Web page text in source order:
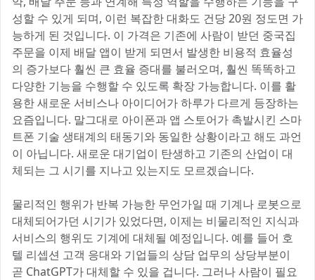
성할 수 있게 되며, 이런 복잡한 대화도 건당 20원 정도면 가
능하게 된 것입니다. 이 가격은 기존에 사람이 받던 중국집
주문을 이제 배달 앱이 받게 되면서 발생한 비용적 효율성
의 증가보다 훨씬 큰 효율 증대를 불러오며, 훨씬 똑똑하고
다양한 기능을 수행할 수 있도록 확장 가능합니다. 이를 활
용한 새로운 서비스나 아이디어가 하루가 다르게 등장하는
요즘입니다. 말그대로 아이폰과 앱 스토어가 촉발시킨 스마
트폰 기술 생태계의 태동기와 동일한 상황이라고 해도 과언
이 아닙니다. 새로운 대기업이 탄생하고 기존의 산업이 대
체되는 그 시기를 지나고 있는지도 모르겠습니다.
물리적인 행위가 반복 가능한 무언가일 때 기계나 로봇으로
대체되어가던 시기가 있었다면, 이제는 비물리적인 지식과
서비스의 행위도 기계에 대체될 예정입니다. 예를 들어 호
텔 리셉션 고객 응대와 기업들의 상담 업무의 상당부분이
곧 ChatGPT가 대체할 수 있을 겁니다. 그러나 사람이 필요